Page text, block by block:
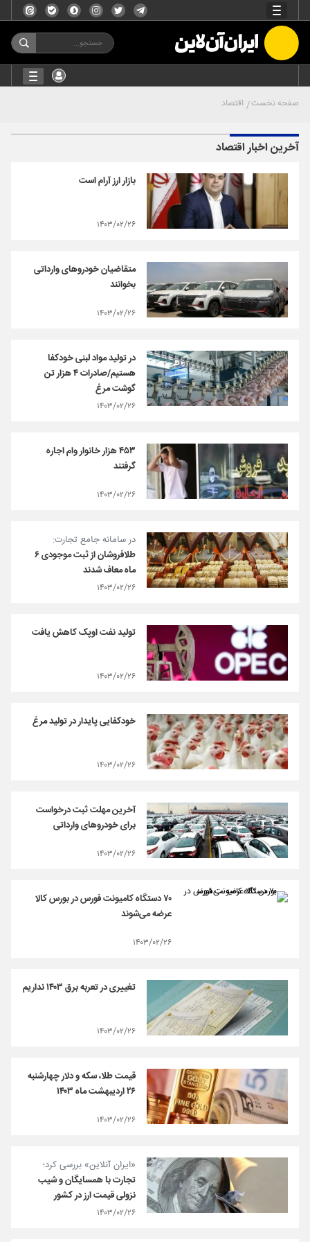
صفحه نخست اقتصاد
آخرین اخبار اقتصاد
بازار ارز آرام است
۱۴۰۳/۰۲/۲۶
متقاضیان خودروهای وارداتی
بخوانند
۱۴۰۳/۰۲/۲۶
در تولید مواد لبنی خودکفا
هستیم/صادرات ۴ هزار تن
گوشت مرغ
۱۴۰۳/۰۲/۲۶
۴۵۳ هزار خانوار وام اجاره
گرفتند
۱۴۰۳/۰۲/۲۶
در سامانه جامع تجارت:
طلافروشان از ثبت موجودی ۶
ماه معاف شدند
۱۴۰۳/۰۲/۲۶
تولید نفت اوپک کاهش یافت
۱۴۰۳/۰۲/۲۶
خودکفایی پایدار در تولید مرغ
۱۴۰۳/۰۲/۲۶
آخرین مهلت ثبت‌ درخواست
برای خودروهای وارداتی
۱۴۰۳/۰۲/۲۶
۷۰ دستگاه کامیونت فورس در بورس کالا
عرضه می‌شوند
۱۴۰۳/۰۲/۲۶
تغییری در تعربه برق ۱۴۰۳ نداریم
۱۴۰۳/۰۲/۲۶
قیمت طلا، سکه و دلار چهارشنبه
۲۶ اردیبهشت ماه ۱۴۰۳
۱۴۰۳/۰۲/۲۶
«ایران آنلاین» بررسی کرد؛
تجارت با همسایگان و شیب
نزولی قیمت ارز در کشور
۱۴۰۳/۰۲/۲۶